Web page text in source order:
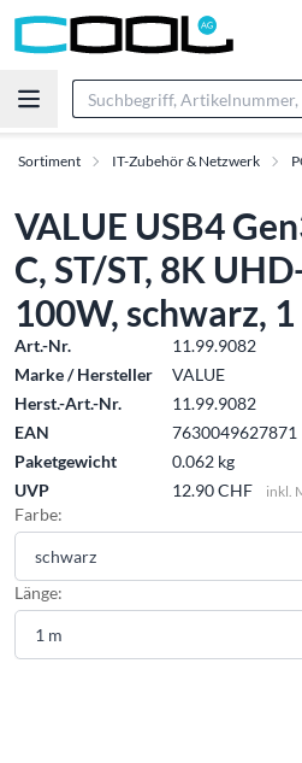
Sortiment IT-Zubehör & Netzwerk
VALUE USB4
C, ST/ST, 8K
100W, schwarz, 1
Art.-Nr.
11.99.9082
Marke / Hersteller
VALUE
Herst.-Art.-Nr.
11.99.9082
EAN
7630049627871
Paketgewicht
0.062 kg
UVP
12.90 CHF inkl.
Farbe:
Länge: